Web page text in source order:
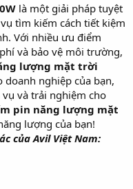
là một giải pháp tuyệt
tìm kiếm cách tiết kiệm
Với nhiều ưu điểm
và bảo vệ môi trường,
lượng mặt trời
doanh nghiệp của bạn,
và trải nghiệm cho
pin năng lượng mặt
lượng của bạn!
của Avil Việt Nam: